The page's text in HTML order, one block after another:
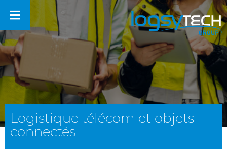
Logistique télécom et objets
connectés